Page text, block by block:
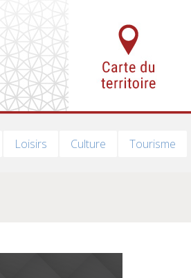
Loisirs Culture
Tourisme